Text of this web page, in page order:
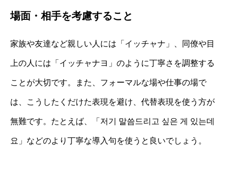
場面・相手を考慮すること
家族や友達など親しい人には「イッチャナ」、同僚や目
上の人には「イッチャナヨ」のように丁寧さを調整する
ことが大切です。また、フォーマルな場や仕事の場で
は、こうしたくだけた表現を避け、代替表現を使う方が
無難です。たとえば、「저기 말씀드리고 싶은 게 있는데
요」などのより丁寧な導入句を使うと良いでしょう。